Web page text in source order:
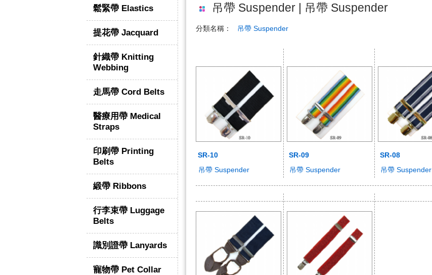
鬆緊帶 Elastics
提花帶 Jacquard
針織帶 Knitting
Webbing
走馬帶 Cord Belts
醫療用帶 Medical
Straps
印刷帶 Printing
Belts
緞帶 Ribbons
行李束帶 Luggage
Belts
識別證帶 Lanyards
寵物帶 Pet Collar
吊帶 Suspender | 吊帶 Suspender
分類名稱： 吊帶 Suspender
SR-10
吊帶 Suspender
SR-09
吊帶 Suspender
SR-08
吊帶 Suspender